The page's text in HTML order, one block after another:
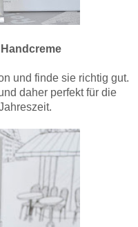
und finde sie richtig gut.
daher perfekt für die